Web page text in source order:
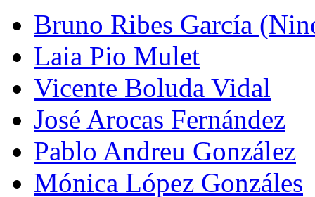
Bruno Ribes García
Laia Pio Mulet
Vicente Boluda Vidal
José Arocas Fernández
Pablo Andreu González
Mónica López Gonzáles